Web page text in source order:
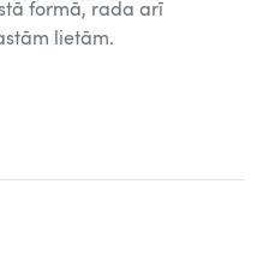
formā, rada arī
lietām.